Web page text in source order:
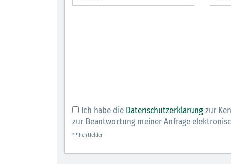
Ich habe die Datenschutzerklärungzur
zur Beantwortung meiner Anfrage
*Pflichtfelder